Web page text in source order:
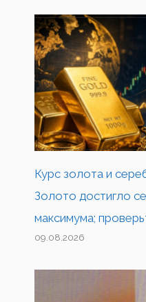
Курс золота и
Золото достигло
максимума;
09.08.2026